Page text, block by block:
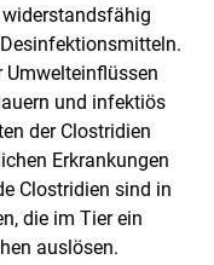
widerstandsfähig
Umwelteinflüssen
und infektiös
der Clostridien
Erkrankungen
Clostridien sind in
die im Tier ein
auslösen.